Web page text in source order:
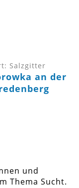
Salzgitter
an der
und
Thema Sucht.